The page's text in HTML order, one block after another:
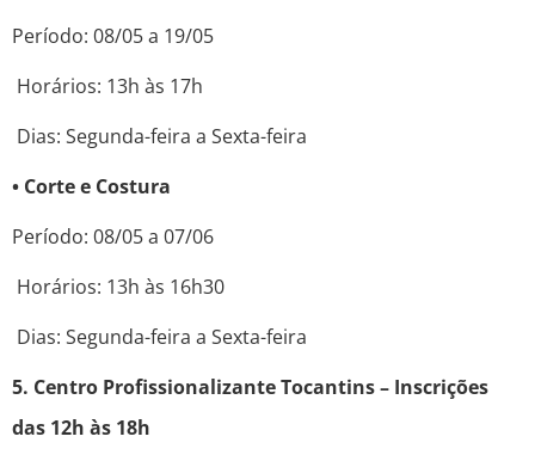
Período: 08/05 a 19/05
Horários: 13h às 17h
Dias: Segunda-feira a Sexta-feira
• Corte e Costura
Período: 08/05 a 07/06
Horários: 13h às 16h30
Dias: Segunda-feira a Sexta-feira
5. Centro Profissionalizante Tocantins – Inscrições
das 12h às 18h